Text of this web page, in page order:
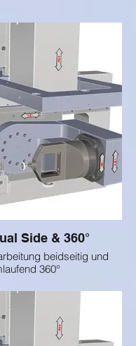
Side & 360°
beidseitig und
360°